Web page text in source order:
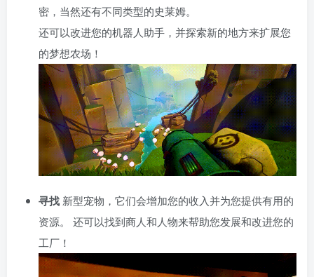
密，当然还有不同类型的史莱姆。
还可以改进您的机器人助手，并探索新的地方来扩展您
的梦想农场！
寻找 新型宠物，它们会增加您的收入并为您提供有用的
资源。 还可以找到商人和人物来帮助您发展和改进您的
工厂！